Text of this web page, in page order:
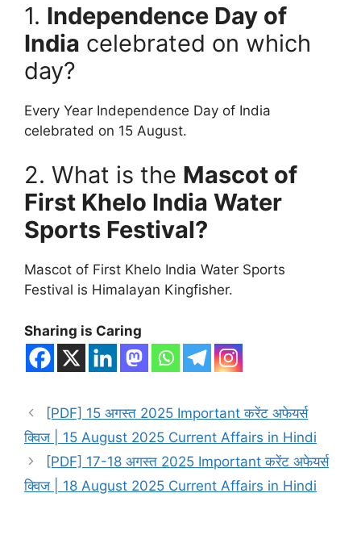
1. Independence Day of
India celebrated on which
day?
Every Year Independence Day of India
celebrated on 15 August.
2. What is the Mascot of
First Khelo India Water
Sports Festival?
Mascot of First Khelo India Water Sports
Festival is Himalayan Kingfisher.
Sharing is Caring
[PDF] 15 अगस्त 2025 Important करेंट अफेयर्स
क्विज | 15 August 2025 Current Affairs in Hindi
[PDF] 17-18 अगस्त 2025 Important करेंट अफेयर्स
क्विज | 18 August 2025 Current Affairs in Hindi